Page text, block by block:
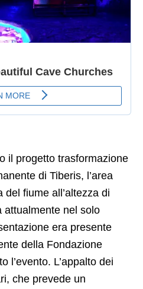
il progetto trasformazione
di Tiberis, l’area
fiume all’altezza di
attualmente nel solo
era presente
della Fondazione
l’evento. L’appalto dei
che prevede un